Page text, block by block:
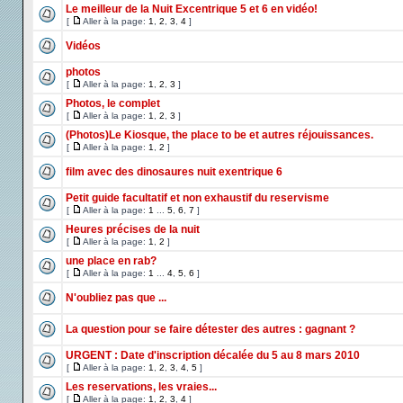
Le meilleur de la Nuit Excentrique 5 et 6 en vidéo!
[ Aller à la page: 1 2 3 4 ]
Vidéos
photos
[ Aller à la page: 1 2 3 ]
Photos, le complet
[ Aller à la page: 1 2 3 ]
(Photos)Le Kiosque, the place to be et autres réjouissances.
[ Aller à la page: 1 2 ]
film avec des dinosaures nuit exentrique 6
Petit guide facultatif et non exhaustif du reservisme
[ Aller à la page: 1 5 6 7 ]
Heures précises de la nuit
[ Aller à la page: 1 2 ]
une place en rab?
[ Aller à la page: 1 4 5 6 ]
N'oubliez pas que ...
La question pour se faire détester des autres : gagnant ?
URGENT : Date d'inscription décalée du 5 au 8 mars 2010
[ Aller à la page: 1 2 3 4 5 ]
Les reservations, les vraies...
[ Aller à la page: 1 2 3 4 ]